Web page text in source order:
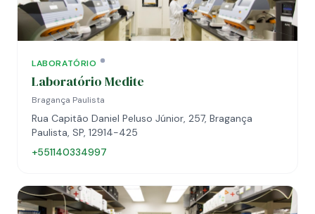
LABORATÓRIO
Laboratório Medite
Bragança Paulista
Rua Capitão Daniel Peluso Júnior, 257, Bragança
Paulista, SP, 12914-425
+551140334997